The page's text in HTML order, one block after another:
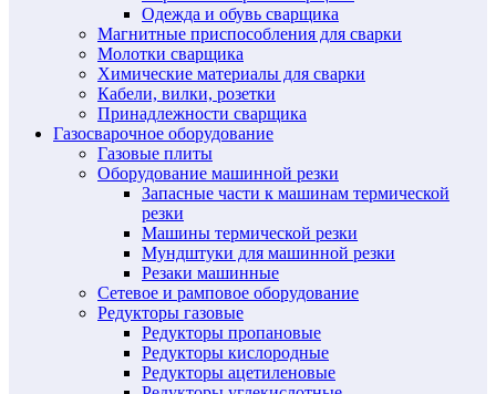
Одежда и обувь сварщика
Магнитные приспособления для сварки
Молотки сварщика
Химические материалы для сварки
Кабели, вилки, розетки
Принадлежности сварщика
Газосварочное оборудование
Газовые плиты
Оборудование машинной резки
Запасные части к машинам термической
резки
Машины термической резки
Мундштуки для машинной резки
Резаки машинные
Сетевое и рамповое оборудование
Редукторы газовые
Редукторы пропановые
Редукторы кислородные
Редукторы ацетиленовые